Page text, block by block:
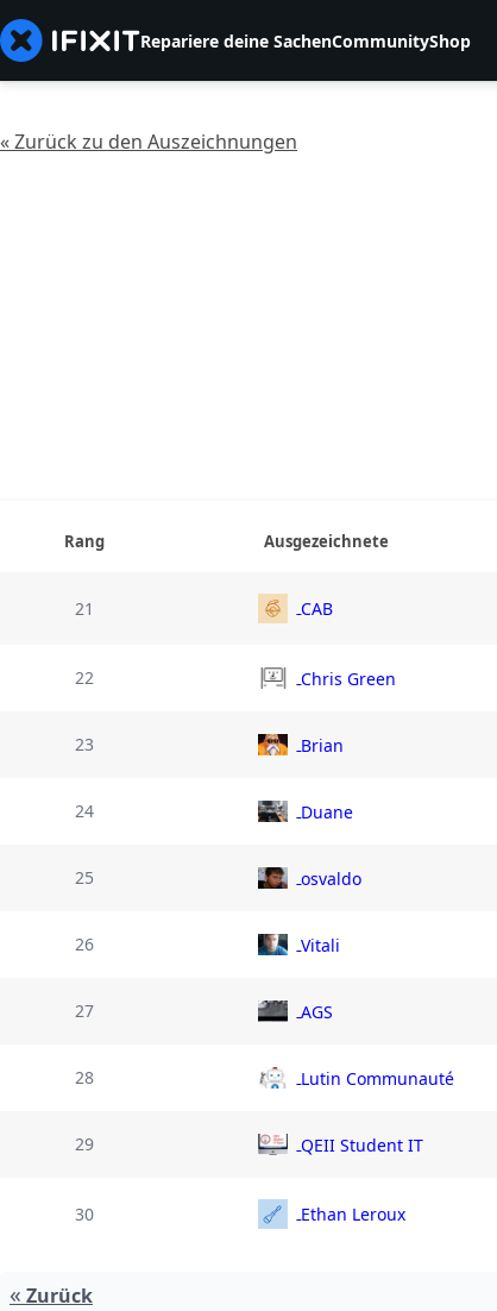
Repariere deine SachenCommunityShop
« Zurück zu den Auszeichnungen
Rang Ausgezeichnete
21 CAB
22 Chris Green
23 Brian
24 Duane
25 osvaldo
26 Vitali
27 AGS
28 Lutin Communauté
29 QEII Student IT
30 Ethan Leroux
« Zurück